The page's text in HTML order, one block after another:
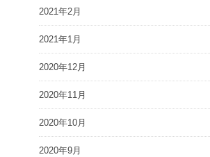
2021年2月
2021年1月
2020年12月
2020年11月
2020年10月
2020年9月